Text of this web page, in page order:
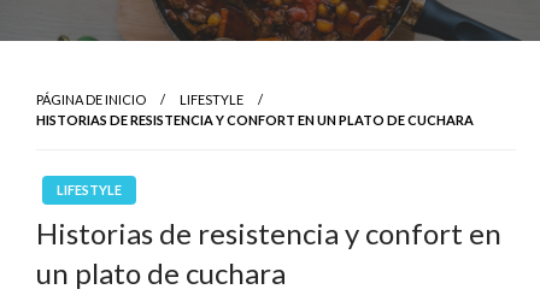
PÁGINA DE INICIO
LIFESTYLE
HISTORIAS DE RESISTENCIA Y CONFORT EN UN PLATO DE CUCHARA
LIFESTYLE
Historias de resistencia y confort en
un plato de cuchara